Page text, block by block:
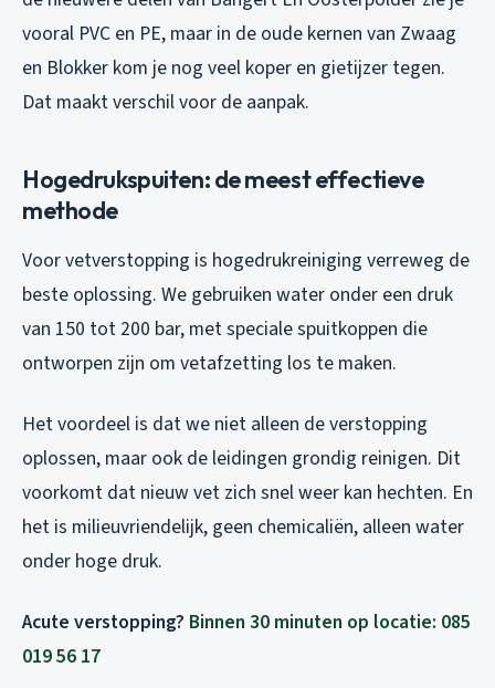
vooral PVC en PE, maar in de oude kernen van Zwaag
en Blokker kom je nog veel koper en gietijzer tegen.
Dat maakt verschil voor de aanpak.
Hogedrukspuiten: de meest effectieve
methode
Voor vetverstopping is hogedrukreiniging verreweg de
beste oplossing. We gebruiken water onder een druk
van 150 tot 200 bar, met speciale spuitkoppen die
ontworpen zijn om vetafzetting los te maken.
Het voordeel is dat we niet alleen de verstopping
oplossen, maar ook de leidingen grondig reinigen. Dit
voorkomt dat nieuw vet zich snel weer kan hechten. En
het is milieuvriendelijk, geen chemicaliën, alleen water
onder hoge druk.
Acute verstopping? Binnen 30 minuten op locatie: 085
019 56 17